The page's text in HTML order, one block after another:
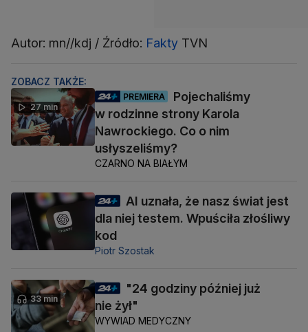
Autor: mn//kdj / Źródło: Fakty TVN
ZOBACZ TAKŻE:
27 min
PREMIERA
Pojechaliśmy
w rodzinne strony Karola
Nawrockiego. Co o nim
usłyszeliśmy?
CZARNO NA BIAŁYM
AI uznała, że nasz świat jest
dla niej testem. Wpuściła złośliwy
kod
Piotr Szostak
33 min
"24 godziny później już
nie żył"
WYWIAD MEDYCZNY